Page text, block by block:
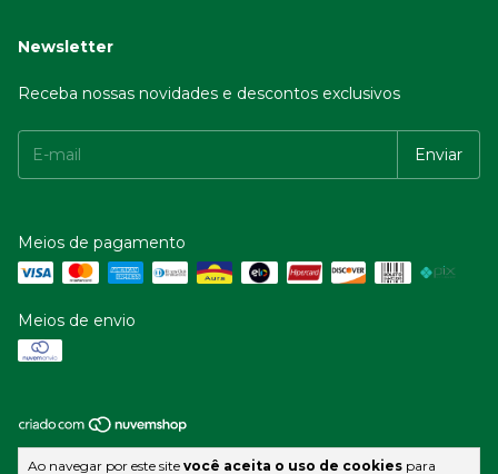
Ao navegar por este site você aceita o uso de cookies para
Newsletter
Receba nossas novidades e descontos exclusivos
Meios de pagamento
Meios de envio
Copyright Casa das Botas - Website desenvolvido por @kadugasparotto
- 54493878000135 - 2026. Todos os direitos reservados.